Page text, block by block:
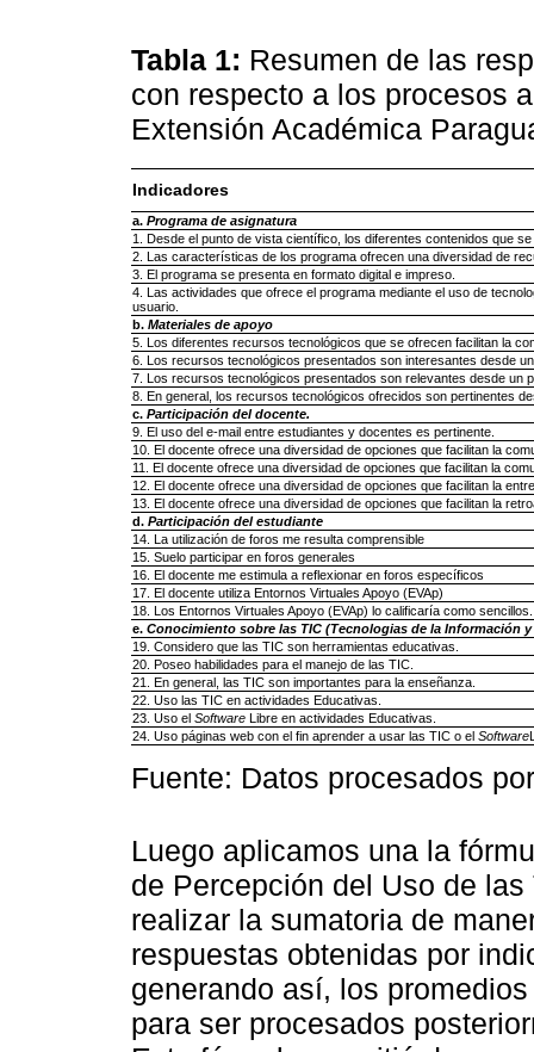
Tabla 1: Resumen de las
con respecto a los procesos
Extensión Académica
Indicadores
a. Programa de asignatura
1. Desde el punto de vista científico, los diferentes contenidos que
2. Las características de los programa ofrecen una diversidad de
3. El programa se presenta en formato digital e impreso.
4. Las actividades que ofrece el programa mediante el uso de
usuario.
b. Materiales de apoyo
5. Los diferentes recursos tecnológicos que se ofrecen facilitan la
6. Los recursos tecnológicos presentados son interesantes desde
7. Los recursos tecnológicos presentados son relevantes desde un
8. En general, los recursos tecnológicos ofrecidos son pertinentes
c. Participación del docente.
9. El uso del e-mail entre estudiantes y docentes es pertinente.
10. El docente ofrece una diversidad de opciones que facilitan la
11. El docente ofrece una diversidad de opciones que facilitan la
12. El docente ofrece una diversidad de opciones que facilitan la
13. El docente ofrece una diversidad de opciones que facilitan la
d. Participación del estudiante
14. La utilización de foros me resulta comprensible
15. Suelo participar en foros generales
16. El docente me estimula a reflexionar en foros específicos
17. El docente utiliza Entornos Virtuales Apoyo (EVAp)
18. Los Entornos Virtuales Apoyo (EVAp) lo calificaría como sencillos.
e. Conocimiento sobre las TIC (Tecnologias de la Información
19. Considero que las TIC son herramientas educativas.
20. Poseo habilidades para el manejo de las TIC.
21. En general, las TIC son importantes para la enseñanza.
22. Uso las TIC en actividades Educativas.
23. Uso el Software Libre en actividades Educativas.
24. Uso páginas web con el fin aprender a usar las TIC o el Software
Fuente: Datos procesados
Luego aplicamos una la
de Percepción del Uso de
realizar la sumatoria de
respuestas obtenidas por
generando así, los
para ser procesados